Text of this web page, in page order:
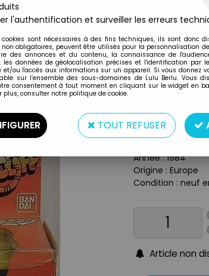
d\'Isidore et Daphné
Bandai
LES
DAPHNÉ
Type : vehicule
Matière : métal
Année : 1984
Origine : Europe
Condition : neuf
Article non
l'authentification et surveiller les erreurs
cookies sont nécessaires à des fins techniques, ils sont donc
non obligatoires, peuvent être utilisés pour la personnalisation
des annonces et du contenu, la connaissance de
les données de géolocalisation précises et l'identification par
et/ou l'accès aux informations sur un appareil. Si vous donnez
sur l’ensemble des sous-domaines de Lulu Berlu. Vous
consentement à tout moment en cliquant sur le widget en
plus, consulter notre politique de cookie.
TOUT REFUSER